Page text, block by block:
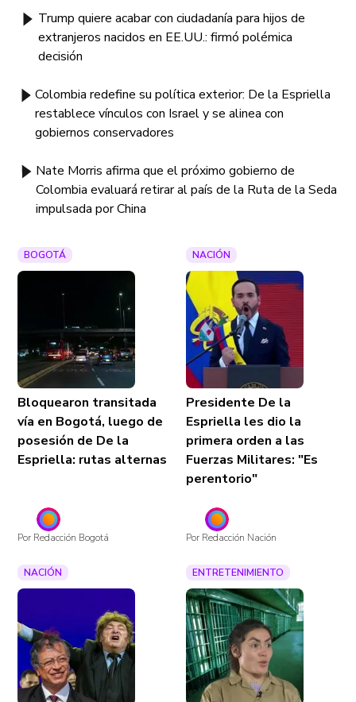
Trump quiere acabar con ciudadanía para hijos de
extranjeros nacidos en EE.UU.: firmó polémica
decisión
Colombia redefine su política exterior: De la Espriella
restablece vínculos con Israel y se alinea con
gobiernos conservadores
Nate Morris afirma que el próximo gobierno de
Colombia evaluará retirar al país de la Ruta de la Seda
impulsada por China
BOGOTÁ
Bloquearon transitada
vía en Bogotá, luego de
posesión de De la
Espriella: rutas alternas
Por Redacción Bogotá
NACIÓN
Presidente De la
Espriella les dio la
primera orden a las
Fuerzas Militares: "Es
perentorio"
Por Redacción Nación
NACIÓN ENTRETENIMIENTO